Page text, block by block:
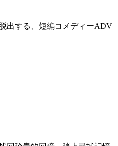
出する、短編コメディーADV